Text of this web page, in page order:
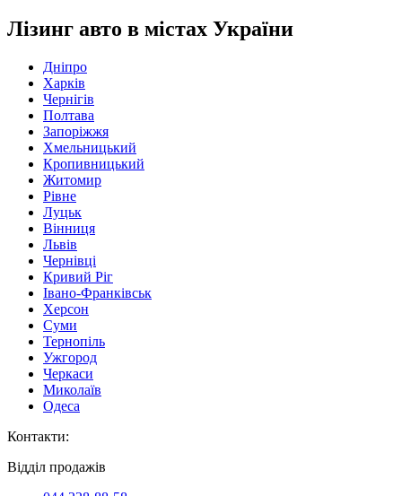
Лізинг авто в містах України
Дніпро
Харків
Чернігів
Полтава
Запоріжжя
Хмельницький
Кропивницький
Житомир
Рівне
Луцьк
Вінниця
Львів
Чернівці
Кривий Ріг
Івано-Франківськ
Херсон
Суми
Тернопіль
Ужгород
Черкаси
Миколаїв
Одеса
Контакти:
Відділ продажів